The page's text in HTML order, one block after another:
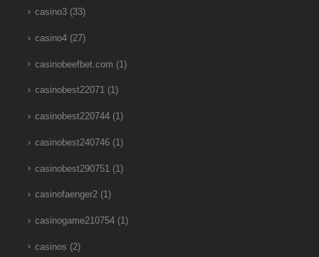
casino3(33)
casino4(27)
casinobeefbet.com (1)
casinobest22071(1)
casinobest220744(1)
casinobest240746(1)
casinobest290751 (1)
casinofaenger2(1)
casinogame210754(1)
casinos (2)